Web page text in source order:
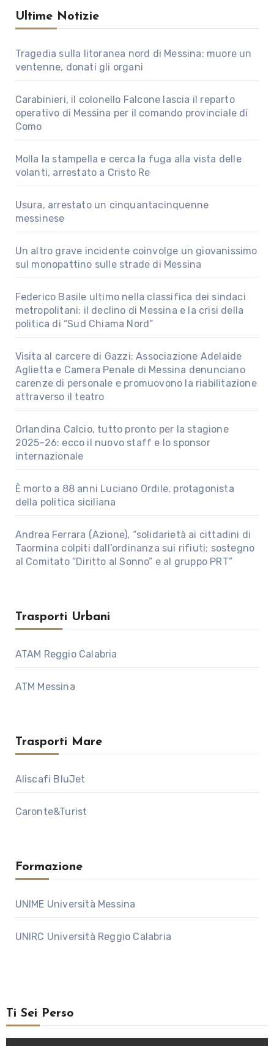
Ultime Notizie
Tragedia sulla litoranea nord di Messina: muore un
ventenne, donati gli organi
Carabinieri, il colonello Falcone lascia il reparto
operativo di Messina per il comando provinciale di
Como
Molla la stampella e cerca la fuga alla vista delle
volanti, arrestato a Cristo Re
Usura, arrestato un cinquantacinquenne
messinese
Un altro grave incidente coinvolge un giovanissimo
sul monopattino sulle strade di Messina
Federico Basile ultimo nella classifica dei sindaci
metropolitani: il declino di Messina e la crisi della
politica di “Sud Chiama Nord”
Visita al carcere di Gazzi: Associazione Adelaide
Aglietta e Camera Penale di Messina denunciano
carenze di personale e promuovono la riabilitazione
attraverso il teatro
Orlandina Calcio, tutto pronto per la stagione
2025–26: ecco il nuovo staff e lo sponsor
internazionale
È morto a 88 anni Luciano Ordile, protagonista
della politica siciliana
Andrea Ferrara (Azione), “solidarietà ai cittadini di
Taormina colpiti dall’ordinanza sui rifiuti; sostegno
al Comitato “Diritto al Sonno” e al gruppo PRT”
Trasporti Urbani
ATAM Reggio Calabria
ATM Messina
Trasporti Mare
Aliscafi BluJet
Caronte&Turist
Formazione
UNIME Università Messina
UNIRC Università Reggio Calabria
Ti Sei Perso